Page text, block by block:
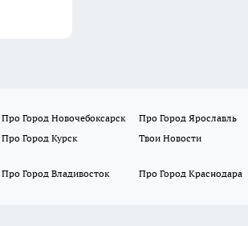
Про Город Новочебоксарск Про Город Ярославль
Про Город Курск Твои Новости
Про Город Владивосток Про Город Краснодара